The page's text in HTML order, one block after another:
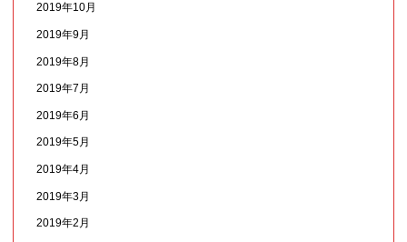
2019年10月
2019年9月
2019年8月
2019年7月
2019年6月
2019年5月
2019年4月
2019年3月
2019年2月